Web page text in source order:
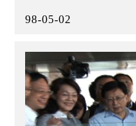
98-05-02